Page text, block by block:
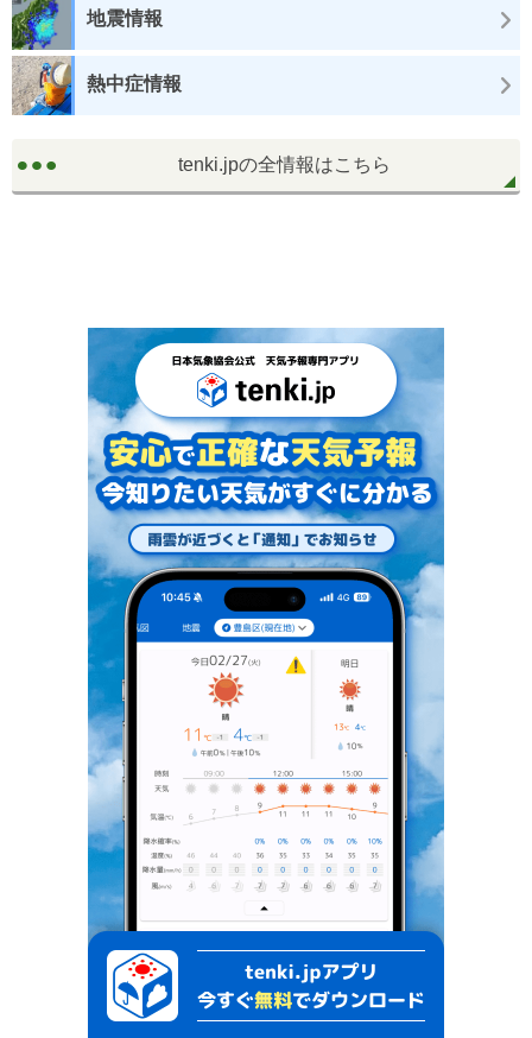
地震情報
熱中症情報
tenki.jpの全情報はこちら